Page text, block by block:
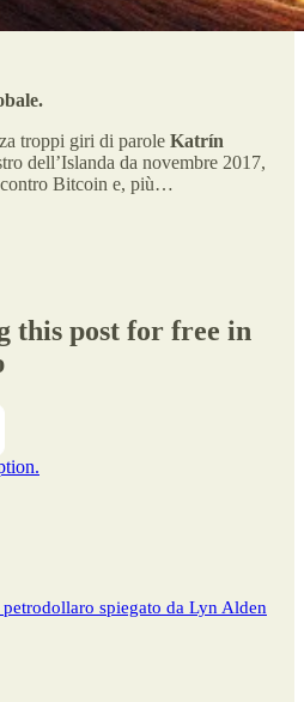
troppi giri di parole Katrín
dell’Islanda da novembre 2017,
contro Bitcoin e, più…
this post for free in
spiegato da Lyn Alden